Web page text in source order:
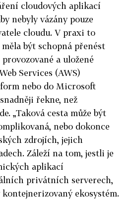
cloudových aplikací
nebyly vázány pouze
cloudu. V praxi to
být schopná přenést
a uložené
Services (AWS)
nebo do Microsoft
řekne, než
„Taková cesta může být
nebo dokonce
zdrojích, jejich
Záleží na tom, jestli je
aplikací
privátních serverech,
kontejnerizovaný ekosystém.